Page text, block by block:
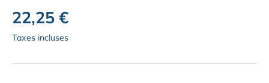
Prix habituel
22,25 €
Taxes incluses